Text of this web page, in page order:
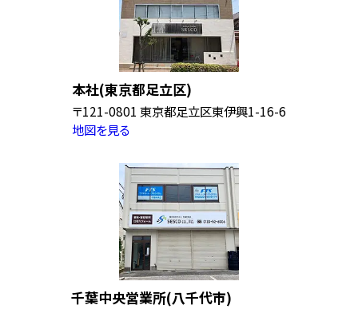
本社(東京都足立区)
〒121-0801 東京都足立区東伊興1-16-6
地図を見る
千葉中央営業所(八千代市)